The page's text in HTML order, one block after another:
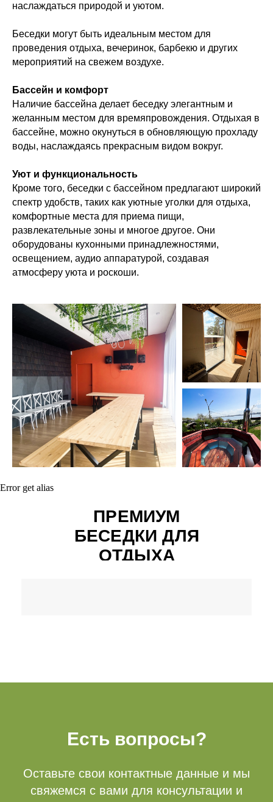
наслаждаться природой и уютом.
Беседки могут быть идеальным местом для
проведения отдыха, вечеринок, барбекю и других
мероприятий на свежем воздухе.
Бассейн и комфорт
Наличие бассейна делает беседку элегантным и
желанным местом для времяпровождения. Отдыхая в
бассейне, можно окунуться в обновляющую прохладу
воды, наслаждаясь прекрасным видом вокруг.
Уют и функциональность
Кроме того, беседки с бассейном предлагают широкий
спектр удобств, таких как уютные уголки для отдыха,
комфортные места для приема пищи,
развлекательные зоны и многое другое. Они
оборудованы кухонными принадлежностями,
освещением, аудио аппаратурой, создавая
атмосферу уюта и роскоши.
Error get alias
ПРЕМИУМ
БЕСЕДКИ ДЛЯ
ОТДЫХА
Есть вопросы?
Оставьте свои контактные данные и мы
свяжемся с вами для консультации и